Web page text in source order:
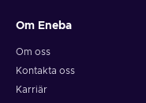
Om Eneba
Om oss
Kontakta oss
Karriär